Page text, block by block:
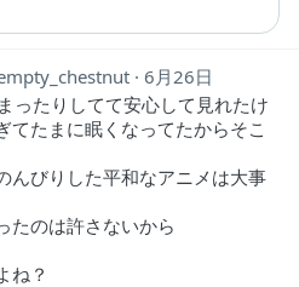
6月26日
ったりしてて安心して見れたけ
てたまに眠くなってたからそこ
んびりした平和なアニメは大事
たのは許さないから
ね？